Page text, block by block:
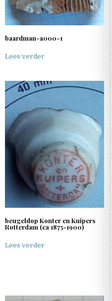
baardman-a000-1
Lees verder
beugeldop Konter en Kuipers
Rotterdam (ca 1875-1900)
Lees verder